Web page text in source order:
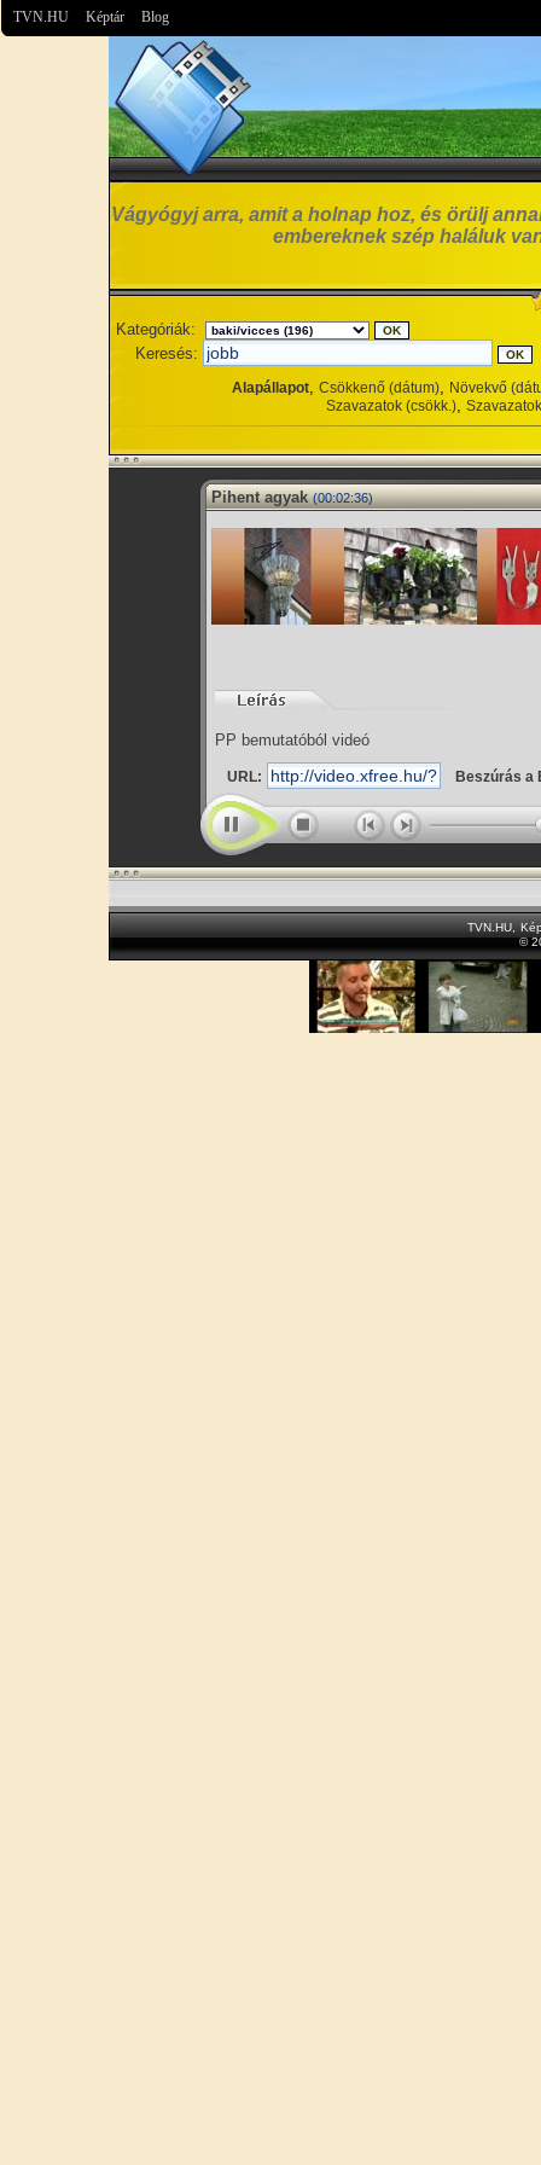
TVN.HU Képtár Blog
Vágyógyj arra, amit a holnap hoz, és örülj
embereknek szép haláluk
Kategóriák:
Keresés:
Alapállapot, Csökkenő (dátum), Növekvő
Szavazatok (csökk.),
Pihent agyak (00:02:36)
PP bemutatóból videó
URL: Beszúrás a
TVN.HU
©